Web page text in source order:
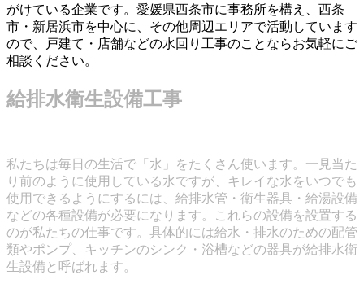
がけている企業です。愛媛県西条市に事務所を構え、西条
市・新居浜市を中心に、その他周辺エリアで活動しています
ので、戸建て・店舗などの水回り工事のことならお気軽にご
相談ください。
給排水衛生設備工事
私たちは毎日の生活で「水」をたくさん使います。一見当た
り前のように使用している水ですが、キレイな水をいつでも
使用できるようにするには、給排水管・衛生器具・給湯設備
などの各種設備が必要になります。これらの設備を設置する
のが私たちの仕事です。具体的には給水・排水のための配管
類やポンプ、キッチンのシンク・浴槽などの器具が給排水衛
生設備と呼ばれます。